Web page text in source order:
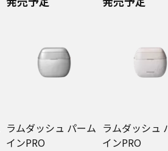
ラムダッシュ パーム
インPRO
ラムダッシュ
インPRO